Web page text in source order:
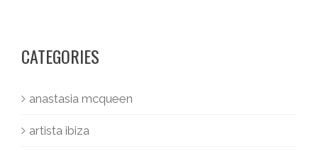
CATEGORIES
anastasia mcqueen
artista ibiza